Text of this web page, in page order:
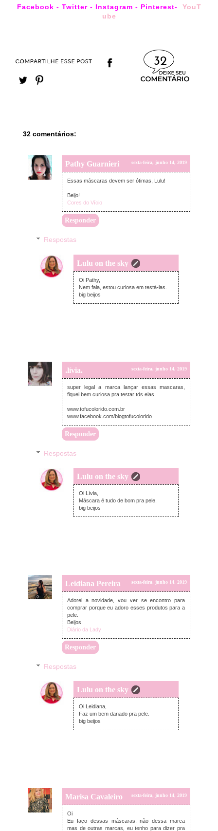
Facebook - Twitter- Instagram - Pinterest-
YouT
ube
32
32 comentários:
Pathy Guarnieri sexta-feira, junho 14, 2019
Essas máscaras devem ser ótimas, Lulu!
Beijo!
Cores do Vício
Responder
Respostas
Lulu on the sky
domingo, junho 16, 2019
Oi Pathy,
Nem fala, estou curiosa em testá-las.
big beijos
.lívia. sexta-feira, junho 14, 2019
super legal a marca lançar essas mascaras,
fiquei bem curiosa pra testar tds elas
www.tofucolorido.com.br
www.facebook.com/blogtofucolorido
Responder
Respostas
Lulu on the sky
domingo, junho 16, 2019
Oi Lívia,
Máscara é tudo de bom pra pele.
big beijos
Leidiana Pereira sexta-feira, junho 14, 2019
Adorei a novidade, vou ver se encontro para
comprar porque eu adoro esses produtos para a
pele.
Beijos.
Diário da Lady
Responder
Respostas
Lulu on the sky
domingo, junho 16, 2019
Oi Leidiana,
Faz um bem danado pra pele.
big beijos
Marisa Cavaleiro sexta-feira, junho 14, 2019
Oi
Eu faço dessas máscaras, não dessa marca
mas de outras marcas, eu tenho para dizer pra